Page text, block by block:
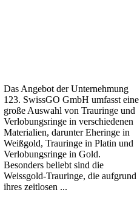
Das Angebot der Unternehmung
123. SwissGO GmbH umfasst eine
große Auswahl von Trauringe und
Verlobungsringe in verschiedenen
Materialien, darunter Eheringe in
Weißgold, Trauringe in Platin und
Verlobungsringe in Gold.
Besonders beliebt sind die
Weissgold-Trauringe, die aufgrund
ihres zeitlosen ...